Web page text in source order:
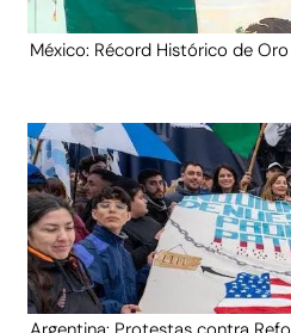
México: Récord Histórico de